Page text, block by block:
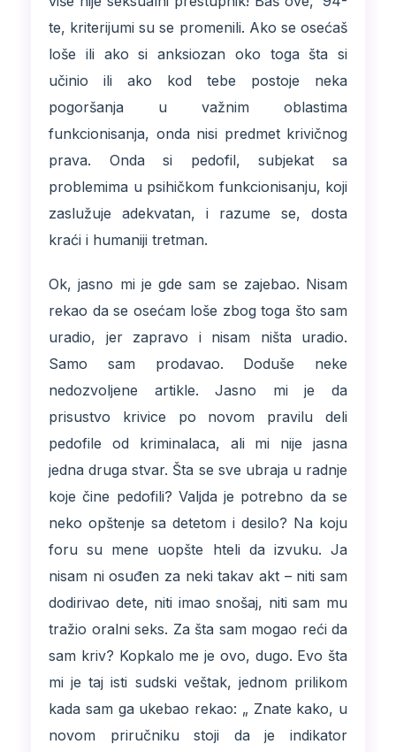
te, kriterijumi su se promenili. Ako se osećaš
loše ili ako si anksiozan oko toga šta si
učinio ili ako kod tebe postoje neka
pogoršanja u važnim oblastima
funkcionisanja, onda nisi predmet krivičnog
prava. Onda si pedofil, subjekat sa
problemima u psihičkom funkcionisanju, koji
zaslužuje adekvatan, i razume se, dosta
kraći i humaniji tretman.
Ok, jasno mi je gde sam se zajebao. Nisam
rekao da se osećam loše zbog toga što sam
uradio, jer zapravo i nisam ništa uradio.
Samo sam prodavao. Doduše neke
nedozvoljene artikle. Jasno mi je da
prisustvo krivice po novom pravilu deli
pedofile od kriminalaca, ali mi nije jasna
jedna druga stvar. Šta se sve ubraja u radnje
koje čine pedofili? Valjda je potrebno da se
neko opštenje sa detetom i desilo? Na koju
foru su mene uopšte hteli da izvuku. Ja
nisam ni osuđen za neki takav akt – niti sam
dodirivao dete, niti imao snošaj, niti sam mu
tražio oralni seks. Za šta sam mogao reći da
sam kriv? Kopkalo me je ovo, dugo. Evo šta
mi je taj isti sudski veštak, jednom prilikom
kada sam ga ukebao rekao: „ Znate kako, u
novom priručniku stoji da je indikator